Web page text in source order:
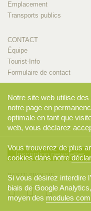
Emplacement
Transports publics
CONTACT
Équipe
Tourist-Info
Formulaire de contact
Inscription newsletter
RESTE PROCHE
Notre site web utilise
notre page en
optimale en tant que
web, vous déclarez
Vous trouverez de plus
cookies dans notre
Si vous désirez interdire
biais de Google
moyen des modules